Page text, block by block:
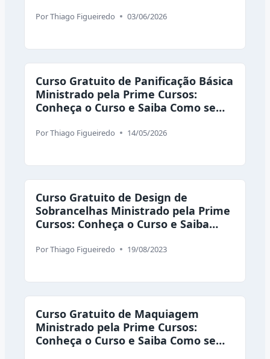
PorThiago Figueiredo 03/06/2026
Curso Gratuito de Panificação Básica
Ministrado pela Prime Cursos:
Conheça o Curso e Saiba Como se
PorThiago Figueiredo 14/05/2026
Curso Gratuito de Design de
Sobrancelhas Ministrado pela Prime
Cursos: Conheça o Curso e Saiba
PorThiago Figueiredo 19/08/2023
Curso Gratuito de Maquiagem
Ministrado pela Prime Cursos:
Conheça o Curso e Saiba Como se